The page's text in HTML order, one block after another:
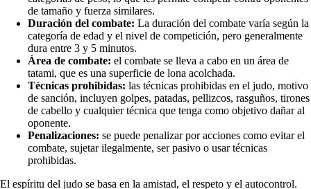
de tamaño y fuerza similares.
Duración del combate: La duración del combate varía según la
categoría de edad y el nivel de competición, pero generalmente
dura entre 3 y 5 minutos.
Área de combate: el combate se lleva a cabo en un área de
tatami, que es una superficie de lona acolchada.
Técnicas prohibidas: las técnicas prohibidas en el judo, motivo
de sanción, incluyen golpes, patadas, pellizcos, rasguños, tirones
de cabello y cualquier técnica que tenga como objetivo dañar al
oponente.
Penalizaciones: se puede penalizar por acciones como evitar el
combate, sujetar ilegalmente, ser pasivo o usar técnicas
prohibidas.
El espíritu del judo se basa en la amistad, el respeto y el autocontrol.